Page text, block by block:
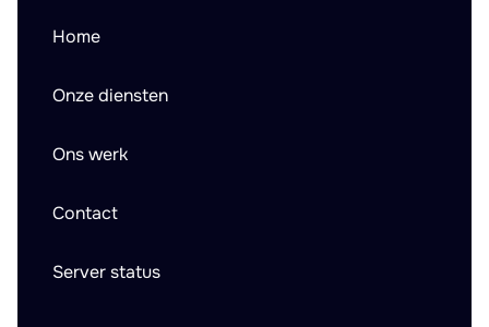
Home
Onze diensten
Ons werk
Contact
Server status